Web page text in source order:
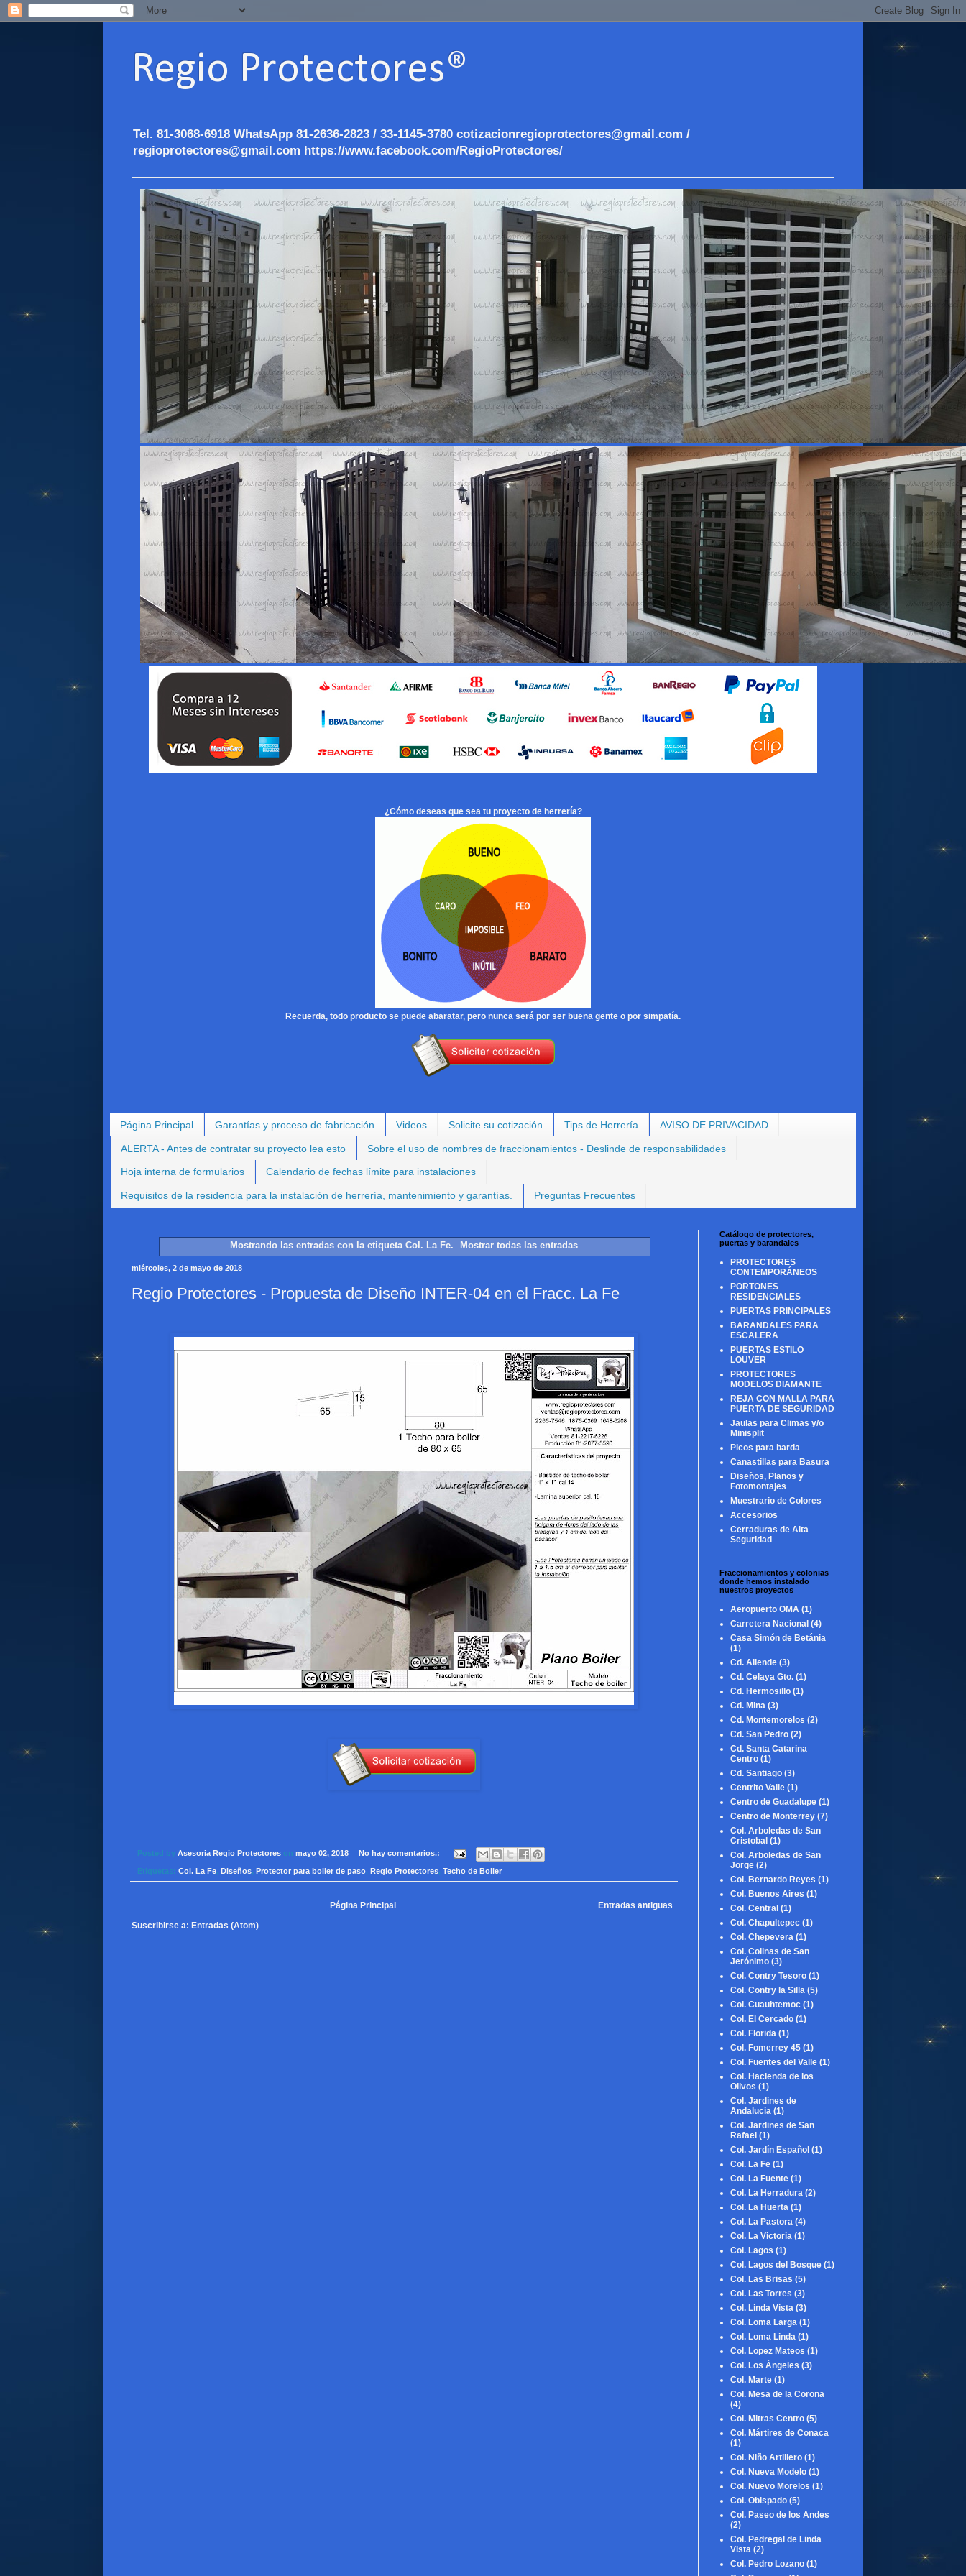
Regio Protectores®
Tel. 81-3068-6918 WhatsApp 81-2636-2823 / 33-1145-3780 cotizacionregioprotectores@gmail.com /
regioprotectores@gmail.com https://www.facebook.com/RegioProtectores/
¿Cómo deseas que sea tu proyecto de herrería?
Recuerda, todo producto se puede abaratar, pero nunca será por ser buena gente o por simpatía.
Página Principal Garantías y proceso de fabricación Videos Solicite su cotización Tips de Herrería AVISO DE PRIVACIDAD
ALERTA - Antes de contratar su proyecto lea esto Sobre el uso de nombres de fraccionamientos - Deslinde de responsabilidades
Hoja interna de formularios Calendario de fechas límite para instalaciones
Requisitos de la residencia para la instalación de herrería, mantenimiento y garantías. Preguntas Frecuentes
Mostrando las entradas con la etiqueta Col. La Fe. Mostrar todas las entradas
miércoles, 2 de mayo de 2018
Regio Protectores - Propuesta de Diseño INTER-04 en el Fracc. La Fe
Posted by Asesoria Regio Protectores on mayo 02, 2018 No hay comentarios.:
Etiquetas: Col. La Fe, Diseños, Protector para boiler de paso, Regio Protectores, Techo de Boiler
Entradas antiguas
Página Principal
Suscribirse a: Entradas (Atom)
Catálogo de protectores,
puertas y barandales
PROTECTORES
CONTEMPORÁNEOS
PORTONES
RESIDENCIALES
PUERTAS PRINCIPALES
BARANDALES PARA
ESCALERA
PUERTAS ESTILO
LOUVER
PROTECTORES
MODELOS DIAMANTE
REJA CON MALLA PARA
PUERTA DE SEGURIDAD
Jaulas para Climas y/o
Minisplit
Picos para barda
Canastillas para Basura
Diseños, Planos y
Fotomontajes
Muestrario de Colores
Accesorios
Cerraduras de Alta
Seguridad
Fraccionamientos y colonias
donde hemos instalado
nuestros proyectos
Aeropuerto OMA (1)
Carretera Nacional (4)
Casa Simón de Betánia
(1)
Cd. Allende (3)
Cd. Celaya Gto. (1)
Cd. Hermosillo (1)
Cd. Mina (3)
Cd. Montemorelos (2)
Cd. San Pedro (2)
Cd. Santa Catarina
Centro (1)
Cd. Santiago (3)
Centrito Valle (1)
Centro de Guadalupe (1)
Centro de Monterrey (7)
Col. Arboledas de San
Cristobal (1)
Col. Arboledas de San
Jorge (2)
Col. Bernardo Reyes (1)
Col. Buenos Aires (1)
Col. Central (1)
Col. Chapultepec (1)
Col. Chepevera (1)
Col. Colinas de San
Jerónimo (3)
Col. Contry Tesoro (1)
Col. Contry la Silla (5)
Col. Cuauhtemoc (1)
Col. El Cercado (1)
Col. Florida (1)
Col. Fomerrey 45 (1)
Col. Fuentes del Valle (1)
Col. Hacienda de los
Olivos (1)
Col. Jardines de
Andalucia (1)
Col. Jardines de San
Rafael (1)
Col. Jardín Español (1)
Col. La Fe (1)
Col. La Fuente (1)
Col. La Herradura (2)
Col. La Huerta (1)
Col. La Pastora (4)
Col. La Victoria (1)
Col. Lagos (1)
Col. Lagos del Bosque (1)
Col. Las Brisas (5)
Col. Las Torres (3)
Col. Linda Vista (3)
Col. Loma Larga (1)
Col. Loma Linda (1)
Col. Lopez Mateos (1)
Col. Los Ángeles (3)
Col. Marte (1)
Col. Mesa de la Corona
(4)
Col. Mitras Centro (5)
Col. Mártires de Conaca
(1)
Col. Niño Artillero (1)
Col. Nueva Modelo (1)
Col. Nuevo Morelos (1)
Col. Obispado (5)
Col. Paseo de los Andes
(2)
Col. Pedregal de Linda
Vista (2)
Col. Pedro Lozano (1)